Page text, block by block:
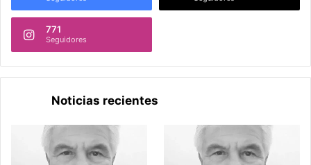
771
Seguidores
Noticias recientes